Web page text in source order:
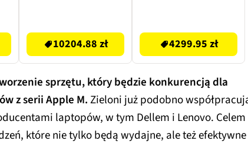
RAM 1TB SSD
Windows 11 Home
10204.88 zł
DLSS 3 Windows 11
Home
4299.95 zł
sprzętu, który będzie konkurencją dla
z serii Apple M.Zieloni już podobno
laptopów, w tym Dellem i Lenovo. Celem
które nie tylko będą wydajne, ale też efektywne